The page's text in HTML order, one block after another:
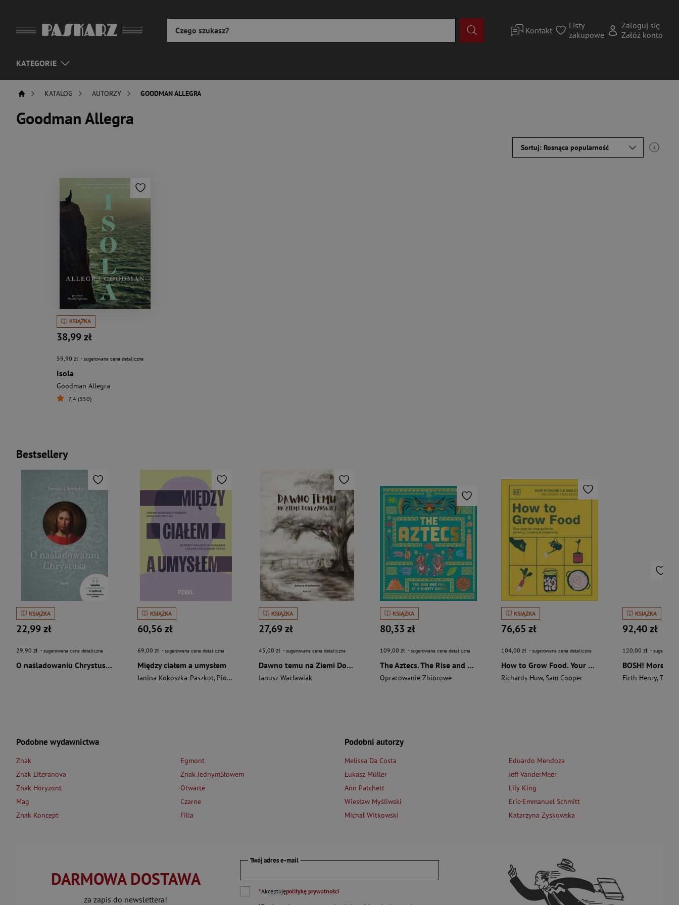
Kontakt
Listy
zakupowe
Zaloguj się
Załóż konto
KATEGORIE
KATALOG AUTORZY GOODMAN ALLEGRA
Goodman Allegra
Sortuj: Rosnąca popularność
KSIĄŻKA
38,99 zł
59,90 zł - sugerowana cena detaliczna
Isola
Goodman Allegra
7,4 (350)
Bestsellery
KSIĄŻKA
22,99 zł
29,90 zł - sugerowana cena detaliczna
O naśladowaniu Chrystusa wyd. 2026
KSIĄŻKA
60,56 zł
69,00 zł - sugerowana cena detaliczna
Między ciałem a umysłem
Janina Kokoszka-Paszkot, Piotr Wierzbiński
KSIĄŻKA
27,69 zł
45,00 zł - sugerowana cena detaliczna
Dawno temu na Ziemi Dobrzyńskiej
Janusz Wacławiak
KSIĄŻKA
80,33 zł
109,00 zł - sugerowana cena detaliczna
The Aztecs. The Rise and Fall of a Mighty Empire
Opracowanie Zbiorowe
KSIĄŻKA
76,65 zł
104,00 zł - sugerowana cena detaliczna
How to Grow Food. Your Crop-by-Crop Guide to Growing, Cooking, & Preserving
Richards Huw, Sam Cooper
KSIĄŻKA
92,40 zł
120,00 zł -
Firth Henry,
Podobne wydawnictwa
Znak
Znak Literanova
Znak Horyzont
Mag
Znak Koncept
Egmont
Znak JednymSłowem
Otwarte
Czarne
Filia
Podobni autorzy
Melissa Da Costa
Łukasz Müller
Ann Patchett
Wiesław Myśliwski
Michał Witkowski
Eduardo Mendoza
Jeff VanderMeer
Lily King
Eric-Emmanuel Schmitt
Katarzyna Zyskowska
DARMOWA DOSTAWA
za zapis do newslettera!
Twój adres e-mail
*Akceptujępolitykę prywatności